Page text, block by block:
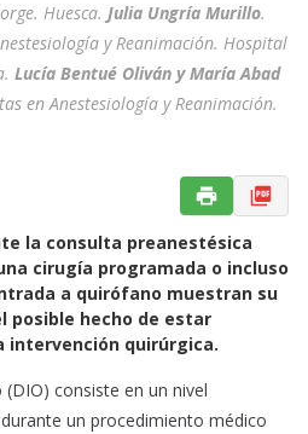
Huesca. Julia Ungría Murillo.
y Reanimación. Hospital
Lucía Bentué Oliván y María Abad
en Anestesiología y Reanimación.
la consulta preanestésica
cirugía programada o incluso
a quirófano muestran su
posible hecho de estar
intervención quirúrgica.
consiste en un nivel
un procedimiento médico